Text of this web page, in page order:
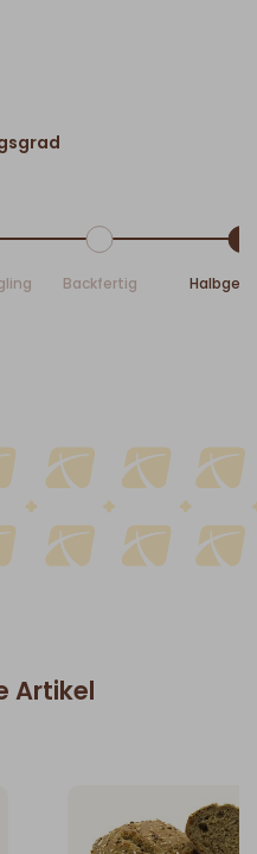
Backfertig
Artikel